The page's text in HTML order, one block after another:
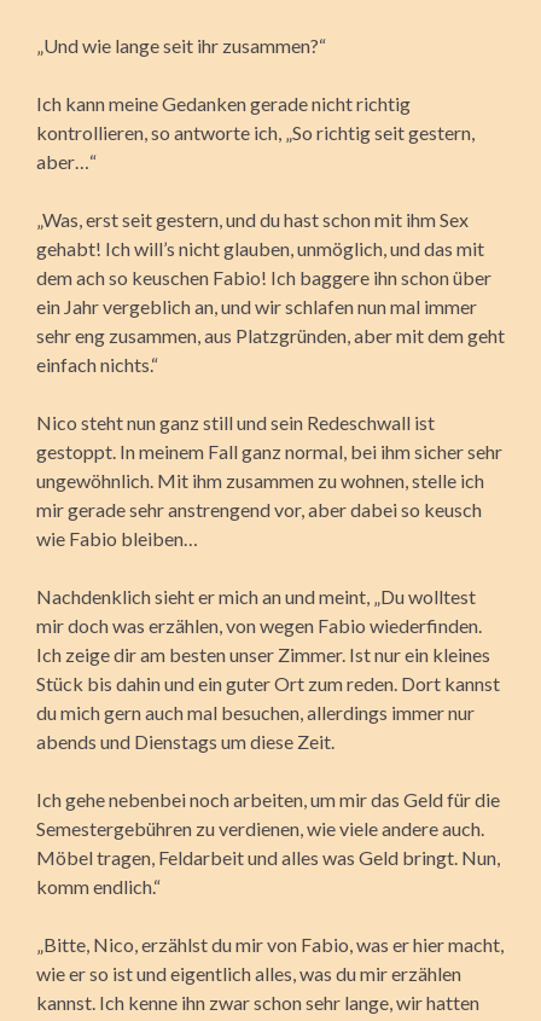
„Und wie lange seit ihr zusammen?“
Ich kann meine Gedanken gerade nicht richtig
kontrollieren, so antworte ich, „So richtig seit gestern,
aber…“
„Was, erst seit gestern, und du hast schon mit ihm Sex
gehabt! Ich will’s nicht glauben, unmöglich, und das mit
dem ach so keuschen Fabio! Ich baggere ihn schon über
ein Jahr vergeblich an, und wir schlafen nun mal immer
sehr eng zusammen, aus Platzgründen, aber mit dem geht
einfach nichts.“
Nico steht nun ganz still und sein Redeschwall ist
gestoppt. In meinem Fall ganz normal, bei ihm sicher sehr
ungewöhnlich. Mit ihm zusammen zu wohnen, stelle ich
mir gerade sehr anstrengend vor, aber dabei so keusch
wie Fabio bleiben…
Nachdenklich sieht er mich an und meint, „Du wolltest
mir doch was erzählen, von wegen Fabio wiederfinden.
Ich zeige dir am besten unser Zimmer. Ist nur ein kleines
Stück bis dahin und ein guter Ort zum reden. Dort kannst
du mich gern auch mal besuchen, allerdings immer nur
abends und Dienstags um diese Zeit.
Ich gehe nebenbei noch arbeiten, um mir das Geld für die
Semestergebühren zu verdienen, wie viele andere auch.
Möbel tragen, Feldarbeit und alles was Geld bringt. Nun,
komm endlich.“
„Bitte, Nico, erzählst du mir von Fabio, was er hier macht,
wie er so ist und eigentlich alles, was du mir erzählen
kannst. Ich kenne ihn zwar schon sehr lange, wir hatten